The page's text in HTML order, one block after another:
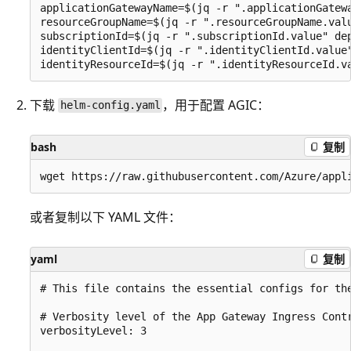
applicationGatewayName=$(jq -r
resourceGroupName=$(jq -r
subscriptionId=$(jq -r ".subscriptionId.value"
identityClientId=$(jq -r ".identityClientId.value"
下载 helm-config.yaml ，用于配置 AGIC：
bash 复制
或者复制以下 YAML 文件：
yaml 复制
# This file contains the essential configs for
# Verbosity level of the App Gateway Ingress
verbosityLevel: 3